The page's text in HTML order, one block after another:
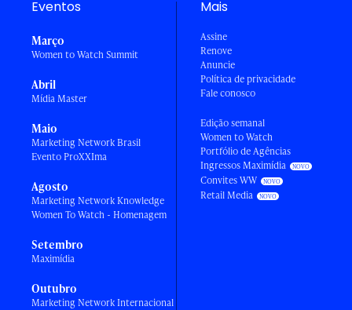
Eventos
Março
Women to Watch Summit
Abril
Mídia Master
Maio
Marketing Network Brasil
Evento ProXXIma
Agosto
Marketing Network Knowledge
Women To Watch - Homenagem
Setembro
Maximídia
Outubro
Marketing Network Internacional
Mais
Assine
Renove
Anuncie
Política de privacidade
Fale conosco
Edição semanal
Women to Watch
Portfólio de Agências
Ingressos Maximídia
Convites WW
Retail Media